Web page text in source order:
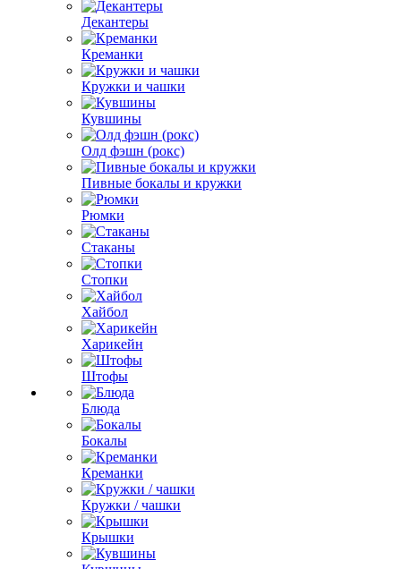
Декантеры
Креманки
Кружки и чашки
Кувшины
Олд фэшн (рокс)
Пивные бокалы и кружки
Рюмки
Стаканы
Стопки
Хайбол
Харикейн
Штофы
Блюда
Бокалы
Креманки
Кружки / чашки
Крышки